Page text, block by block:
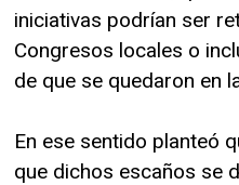
iniciativas podrían ser
Congresos locales o
de que se quedaron en
En ese sentido planteó
que dichos escaños se